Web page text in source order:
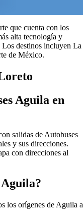
que cuenta con los
alta tecnología y
destinos incluyen La
de México.
Aguila en
salidas de Autobuses
y sus direcciones.
con direcciones al
los orígenes de Aguila a